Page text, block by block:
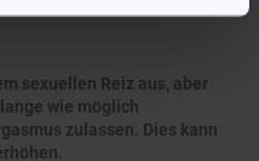
sexuellen Reiz aus, aber
wie möglich
zulassen. Dies kann